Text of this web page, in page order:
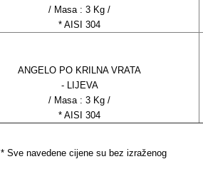
/ Masa : 3 Kg /
* AISI 304
ANGELO PO KRILNA VRATA
- LIJEVA
/ Masa : 3 Kg /
* AISI 304
cijene su bez izraženog